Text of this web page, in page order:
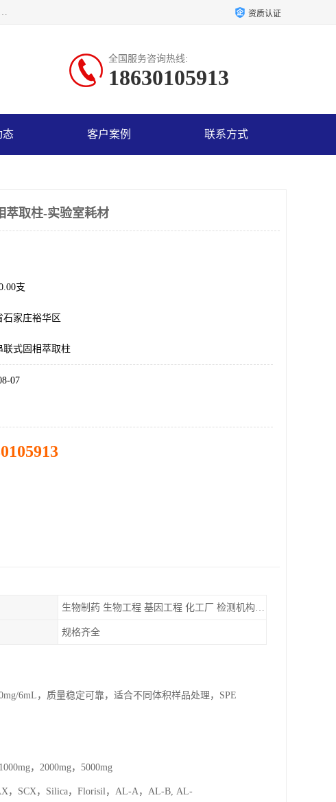
柱、针式过滤器 、固相萃取柱、黄曲霉毒素亲和柱。全国咨询热线：18630105913。河北艺心逸意科技有限公司接受来样定做，我们秉承着“顾客至上，锐意进取”的经营理念，坚持客户至上的原则为广大客户提供优质的服务，欢迎广大客户惠顾！免费咨询！ 资质认证
全国服务咨询热线:
18630105913
态 客户案例 联系方式
萃取柱-实验室耗材
支
石家庄裕华区
联式固相萃取柱
07
生物制药 生物工程 基因工程 化工厂 检测机构 实验室
规格齐全
6mL，质量稳定可靠，适合不同体积样品处理，SPE
，2000mg，5000mg
，SCX，Silica，Florisil，AL-A，AL-B, AL-